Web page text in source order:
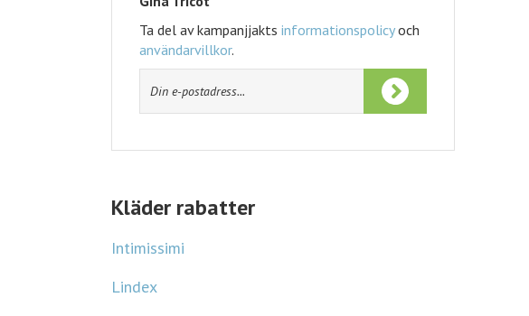
Skapa bevakning
Missa inga rabattkoder eller erbjudanden från
Ta del av kampanjjaktsinformationspolicyoch
Kläder rabatter